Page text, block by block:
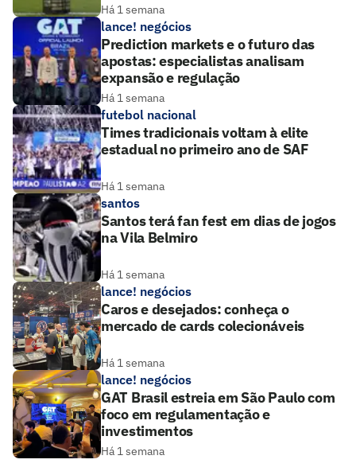
Há 1 semana
lance! negócios
Prediction markets e o futuro das
apostas: especialistas analisam
expansão e regulação
Há 1 semana
futebol nacional
Times tradicionais voltam à elite
estadual no primeiro ano de SAF
Há 1 semana
santos
Santos terá fan fest em dias de jogos
na Vila Belmiro
Há 1 semana
lance! negócios
Caros e desejados: conheça o
mercado de cards colecionáveis
Há 1 semana
lance! negócios
GAT Brasil estreia em São Paulo com
foco em regulamentação e
investimentos
Há 1 semana